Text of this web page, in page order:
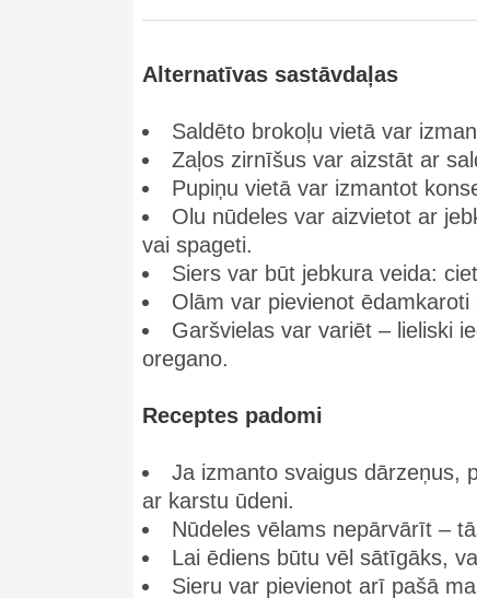
Alternatīvas sastāvdaļas
Saldēto brokoļu vietā var
Zaļos zirnīšus var aizstāt ar
Pupiņu vietā var izmantot
Olu nūdeles var aizvietot ar
vai spageti.
Siers var būt jebkura veida:
Olām var pievienot
Garšvielas var variēt – lieliski
oregano.
Receptes padomi
Ja izmanto svaigus dārzeņus,
ar karstu ūdeni.
Nūdeles vēlams nepārvārīt –
Lai ēdiens būtu vēl sātīgāks,
Sieru var pievienot arī pašā